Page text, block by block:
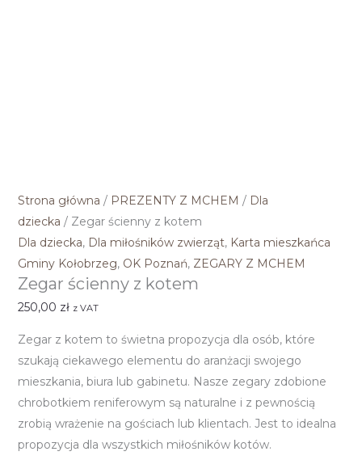
Strona główna / PREZENTY Z MCHEM / Dla
dziecka / Zegar ścienny z kotem
Dla dziecka, Dla miłośników zwierząt, Karta mieszkańca
Gminy Kołobrzeg, OK Poznań, ZEGARY Z MCHEM
Zegar ścienny z kotem
250,00 zł z VAT
Zegar z kotem to świetna propozycja dla osób, które
szukają ciekawego elementu do aranżacji swojego
mieszkania, biura lub gabinetu. Nasze zegary zdobione
chrobotkiem reniferowym są naturalne i z pewnością
zrobią wrażenie na gościach lub klientach. Jest to idealna
propozycja dla wszystkich miłośników kotów.